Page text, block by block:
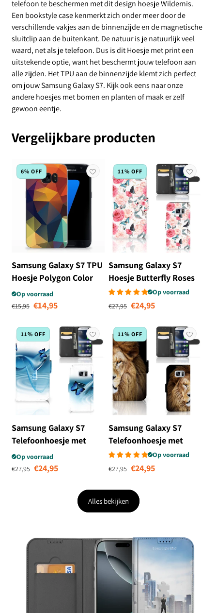
telefoon te beschermen met dit design hoesje Wildernis.
Een bookstyle case kenmerkt zich onder meer door de
verschillende vakjes aan de binnenzijde en de magnetische
sluitclip aan de buitenkant. De natuur is je natuurlijk veel
waard, net als je telefoon. Dus is dit Hoesje met print een
uitstekende optie, want het beschermt jouw telefoon aan
alle zijden. Het TPU aan de binnenzijde klemt zich perfect
om jouw Samsung Galaxy S7. Kijk ook eens naar onze
andere hoesjes met bomen en planten of maak er zelf
gewoon eentje.
Vergelijkbare producten
6% OFF
Samsung Galaxy S7 TPU
Hoesje Polygon Color
Op voorraad
Normale prijs
€15,95 Aanbiedingsprijs
€14,95
11% OFF
Samsung Galaxy S7
Hoesje Butterfly Roses
Op voorraad
Normale prijs
€27,95 €24,95
11% OFF
Samsung Galaxy S7
Telefoonhoesje met
Pasjes Vlinders
Op voorraad
Normale prijs
€27,95 Aanbiedingsprijs
€24,95
11% OFF
Samsung Galaxy S7
Telefoonhoesje met
Pasjes LeeuwOp voorraad
Normale prijs
€27,95 €24,95
Alles bekijken